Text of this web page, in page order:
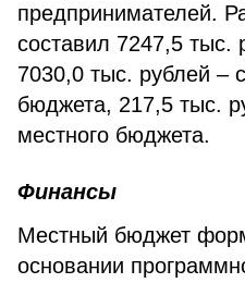
предпринимателей.
составил 7247,5 тыс.
7030,0 тыс. рублей –
бюджета, 217,5 тыс.
местного бюджета.
Финансы
Местный бюджет
основании